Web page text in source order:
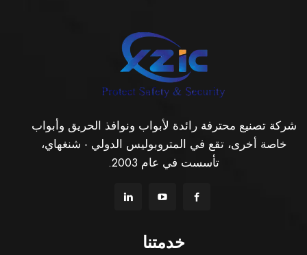
شركة تصنيع محترفة رائدة لأبواب ونوافذ الحريق وأبواب
خاصة أخرى، تقع في المتروبوليس الدولي - شنغهاي،
تأسست في عام 2003.
خدمتنا